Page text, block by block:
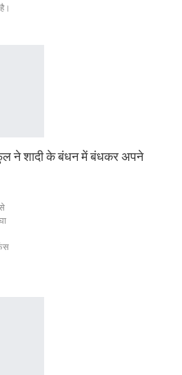
ने शादी के बंधन में बंधकर अपने